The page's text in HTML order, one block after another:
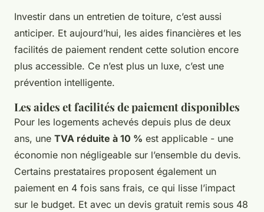
Investir dans un entretien de toiture, c’est aussi
anticiper. Et aujourd’hui, les aides financières et les
facilités de paiement rendent cette solution encore
plus accessible. Ce n’est plus un luxe, c’est une
prévention intelligente.
Les aides et facilités de paiement disponibles
Pour les logements achevés depuis plus de deux
ans, une TVA réduite à 10 % est applicable - une
économie non négligeable sur l’ensemble du devis.
Certains prestataires proposent également un
paiement en 4 fois sans frais, ce qui lisse l’impact
sur le budget. Et avec un devis gratuit remis sous 48